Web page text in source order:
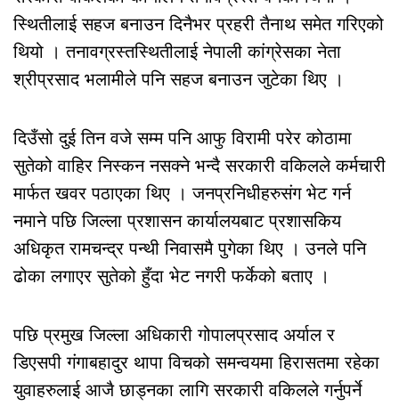
स्थितीलाई सहज बनाउन दिनैभर प्रहरी तैनाथ समेत गरिएको
थियो । तनावग्रस्तस्थितीलाई नेपाली कांग्रेसका नेता
श्रीप्रसाद भलामीले पनि सहज बनाउन जुटेका थिए ।
दिउँसो दुई तिन वजे सम्म पनि आफु विरामी परेर कोठामा
सुतेको वाहिर निस्कन नसक्ने भन्दै सरकारी वकिलले कर्मचारी
मार्फत खवर पठाएका थिए । जनप्रनिधीहरुसंग भेट गर्न
नमाने पछि जिल्ला प्रशासन कार्यालयबाट प्रशासकिय
अधिकृत रामचन्द्र पन्थी निवासमै पुगेका थिए । उनले पनि
ढोका लगाएर सुतेको हुँदा भेट नगरी फर्केको बताए ।
पछि प्रमुख जिल्ला अधिकारी गोपालप्रसाद अर्याल र
डिएसपी गंगाबहादुर थापा विचको समन्वयमा हिरासतमा रहेका
युवाहरुलाई आजै छाड्नका लागि सरकारी वकिलले गर्नुपर्ने